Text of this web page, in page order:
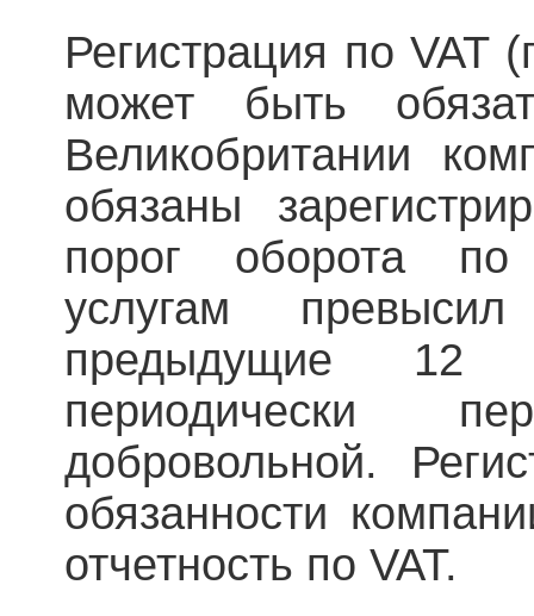
Регистрация по VAT
может быть
Великобритании
обязаны
порог оборота
услугам
предыдущие 12
периодически
добровольной.
обязанности
отчетность по VAT.